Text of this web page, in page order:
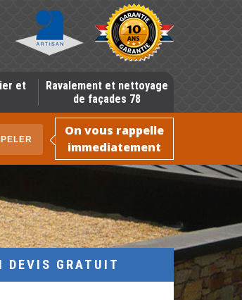
et
Ravalement et nettoyage
de façades 78
On vous rappelle
immediatement
DEVIS GRATUIT